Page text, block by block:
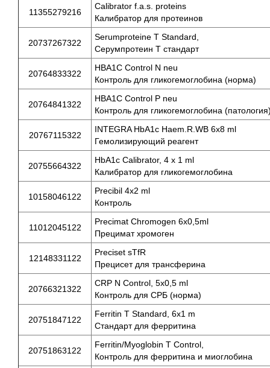
11355279216
Calibrator f.a.s. proteins
Калибратор для протеинов
20737267322
Serumproteine T Standard,
Серумпротеин Т стандарт
20764833322
HBA1C Control N
Контроль для гликогемоглобина (норма)
20764841322
HBA1C Control P neu
Контроль для гликогемоглобина
20767115322
INTEGRA HbA1c Haem.R.WB 6x8 ml
Гемолизирующий реагент
20755664322
HbA1c Calibrator, 4 x 1 ml
Калибратор для гликогемоглобина
10158046122
Precibil 4x2 ml
Контроль
11012045122
Precimat Chromogen 6x0,5ml
Прецимат хромоген
12148331122
Preciset sTfR
Прецисет для трансферина
20766321322
CRP N Control, 5x0,5 ml
Контроль для СРБ (норма)
20751847122
Ferritin T Standard, 6x1 m
Стандарт для ферритина
20751863122
Ferritin/Myoglobin T Control,
Контроль для ферритина и миоглобина